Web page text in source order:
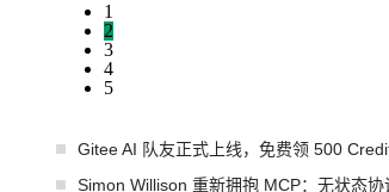
1
2
3
4
5
Gitee AI 队友正式上线，免费领 500
Simon Willison 重新拥抱 MCP：无状态协